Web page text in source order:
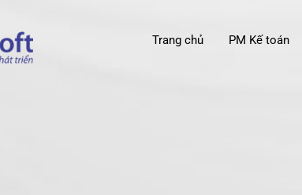
Trang chủ PM Kế toán